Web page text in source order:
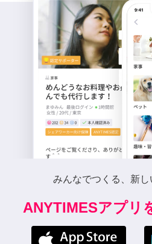
みんなでつくる、新し
ANYTIMESアプリ